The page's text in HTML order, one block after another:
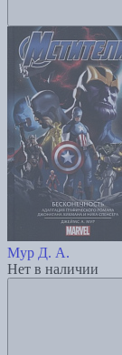
Мур Д. А.
Нет в наличии